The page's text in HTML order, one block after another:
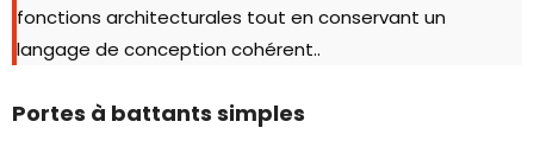
fonctions architecturales tout en conservant un
langage de conception cohérent..
Portes à battants simples